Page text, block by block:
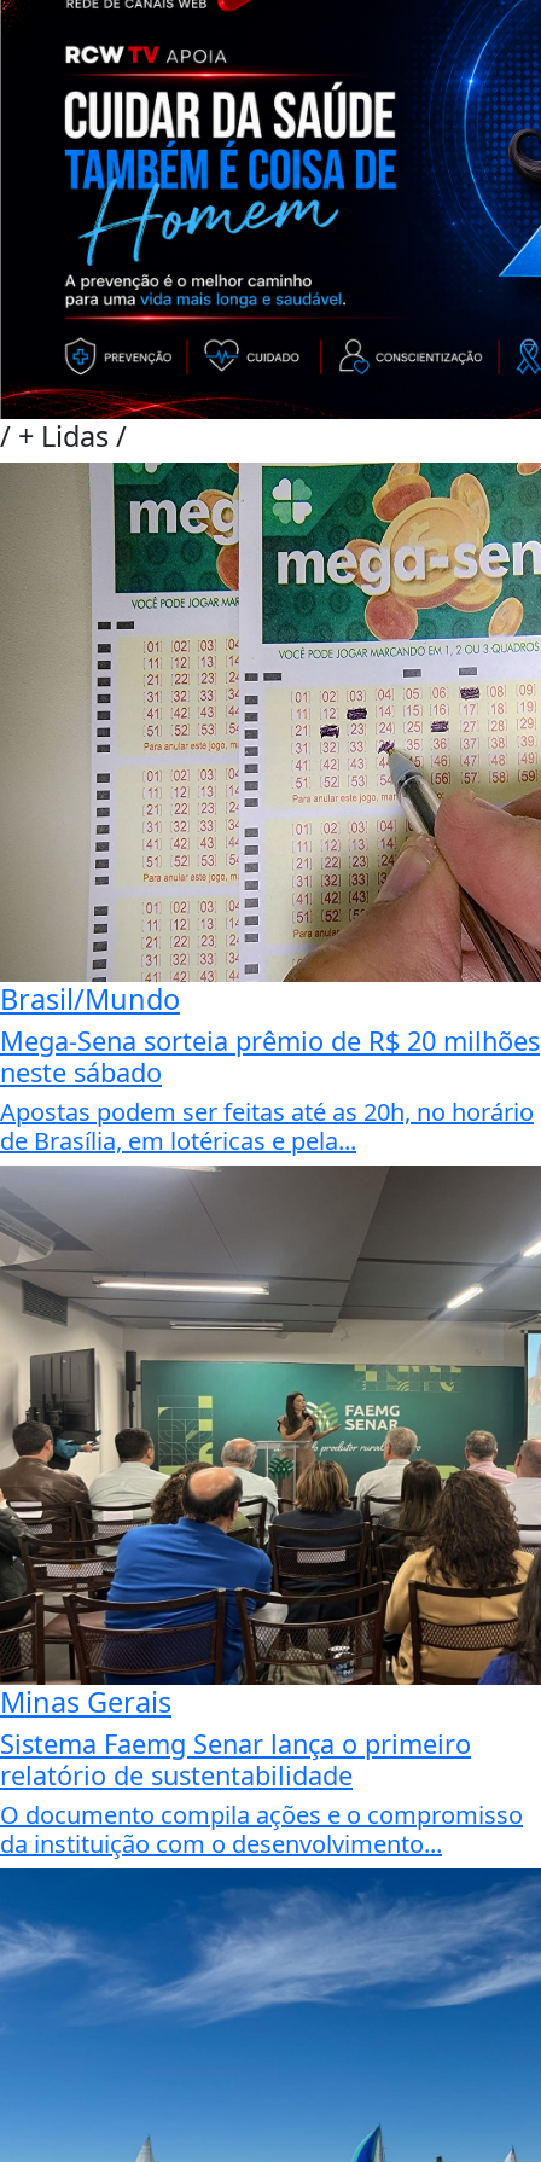
/ + Lidas/
Brasil/Mundo
Mega-Sena sorteia prêmio de R$ 20 milhões
neste sábado
Apostas podem ser feitas até as 20h, no horário
de Brasília, em lotéricas e pela...
Minas Gerais
Sistema Faemg Senar lança o primeiro
relatório de sustentabilidade
O documento compila ações e o compromisso
da instituição com o desenvolvimento...